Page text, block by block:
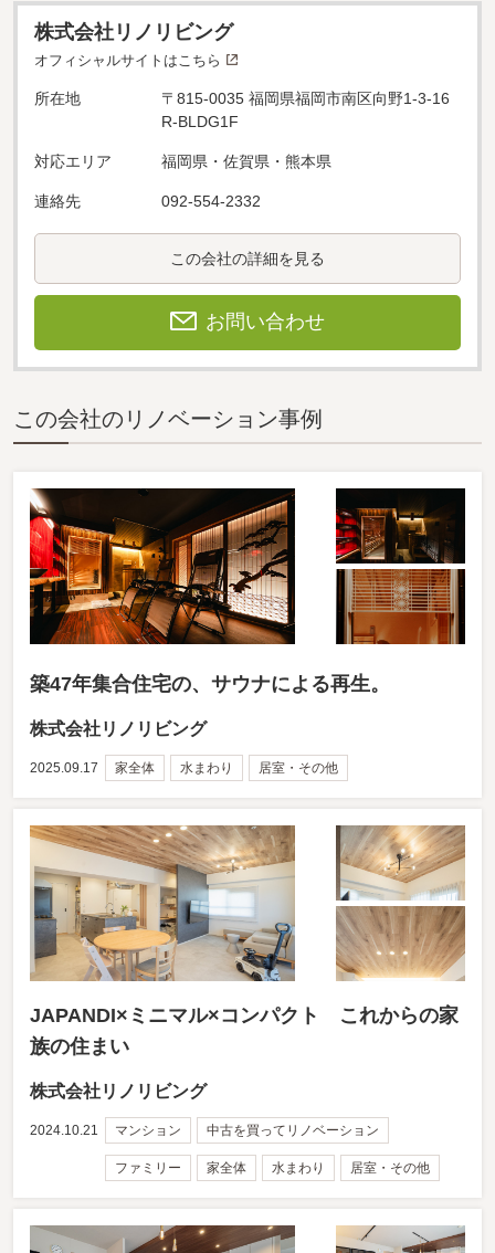
株式会社リノリビング
オフィシャルサイトはこちら
所在地
〒815-0035 福岡県福岡市南区向野1-3-16
R-BLDG1F
対応エリア 福岡県・佐賀県・熊本県
連絡先 092-554-2332
この会社の詳細を見る
お問い合わせ
この会社のリノベーション事例
築47年集合住宅の、サウナによる再生。
株式会社リノリビング
2025.09.17 家全体 水まわり 居室・その他
JAPANDI×ミニマル×コンパクト これからの家
族の住まい
株式会社リノリビング
2024.10.21 マンション 中古を買ってリノベーション
ファミリー 家全体 水まわり 居室・その他